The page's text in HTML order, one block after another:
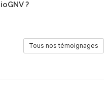
?
Tous nos témoignages